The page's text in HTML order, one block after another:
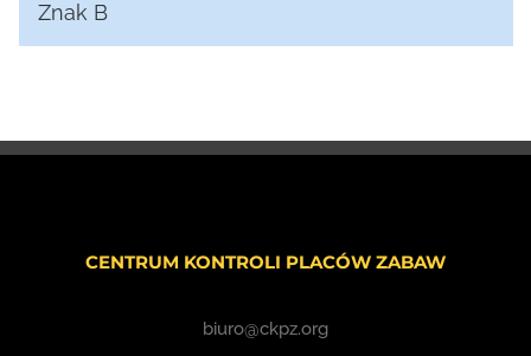
Znak B
CENTRUM KONTROLI PLACÓW ZABAW
biuro@ckpz.org